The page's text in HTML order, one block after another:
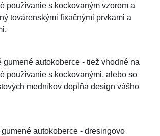
používanie s kockovaným vzorom a
továrenskými fixačnými prvkami a
gumené autokoberce - tiež vhodné na
používanie s kockovanými, alebo so
medníkov dopĺňa design vášho
autokoberce - dresingovo